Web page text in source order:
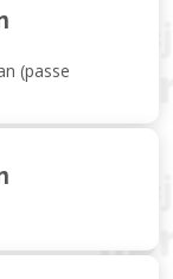
(passe